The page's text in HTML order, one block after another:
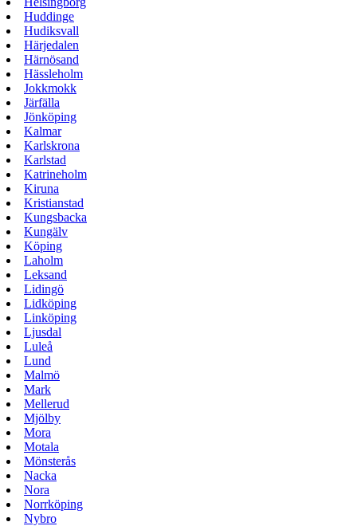
Huddinge
Hudiksvall
Härjedalen
Härnösand
Hässleholm
Jokkmokk
Järfälla
Jönköping
Kalmar
Karlskrona
Karlstad
Katrineholm
Kiruna
Kristianstad
Kungsbacka
Kungälv
Köping
Laholm
Leksand
Lidingö
Lidköping
Linköping
Ljusdal
Luleå
Lund
Malmö
Mark
Mellerud
Mjölby
Mora
Motala
Mönsterås
Nacka
Nora
Norrköping
Nybro